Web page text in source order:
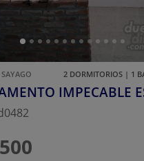
SAYAGO 2 DORMITORIOS | 1